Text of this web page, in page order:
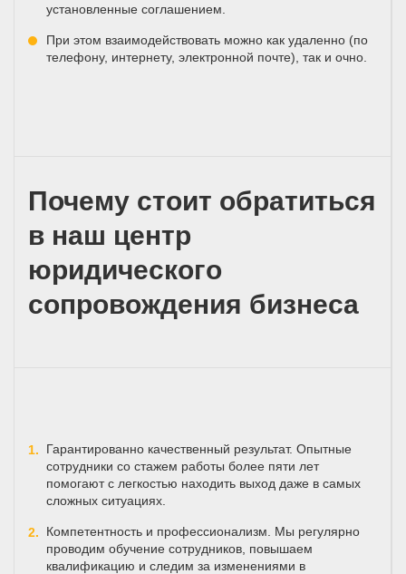
установленные соглашением.
При этом взаимодействовать можно как удаленно (по
телефону, интернету, электронной почте), так и очно.
Почему стоит обратиться
в наш центр
юридического
сопровождения бизнеса
Гарантированно качественный результат. Опытные
сотрудники со стажем работы более пяти лет
помогают с легкостью находить выход даже в самых
сложных ситуациях.
Компетентность и профессионализм. Мы регулярно
проводим обучение сотрудников, повышаем
квалификацию и следим за изменениями в